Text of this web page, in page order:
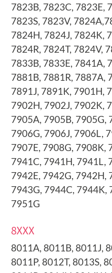
7823B, 7823C, 7823E,
7823S, 7823V,
7824H, 7824J, 7824K,
7824R, 7824T, 7824V,
7833B, 7833E, 7841A,
7881B, 7881R, 7887A,
7891J, 7891K, 7901H,
7902H, 7902J, 7902K,
7905A, 7905B, 7905G,
7906G, 7906J, 7906L,
7907E, 7908G, 7908K,
7941C, 7941H, 7941L,
7942E, 7942G, 7942H,
7943G, 7944C, 7944K,
7951G
8XXX
8011A, 8011B, 8011J,
8011P, 8012T, 8013S,